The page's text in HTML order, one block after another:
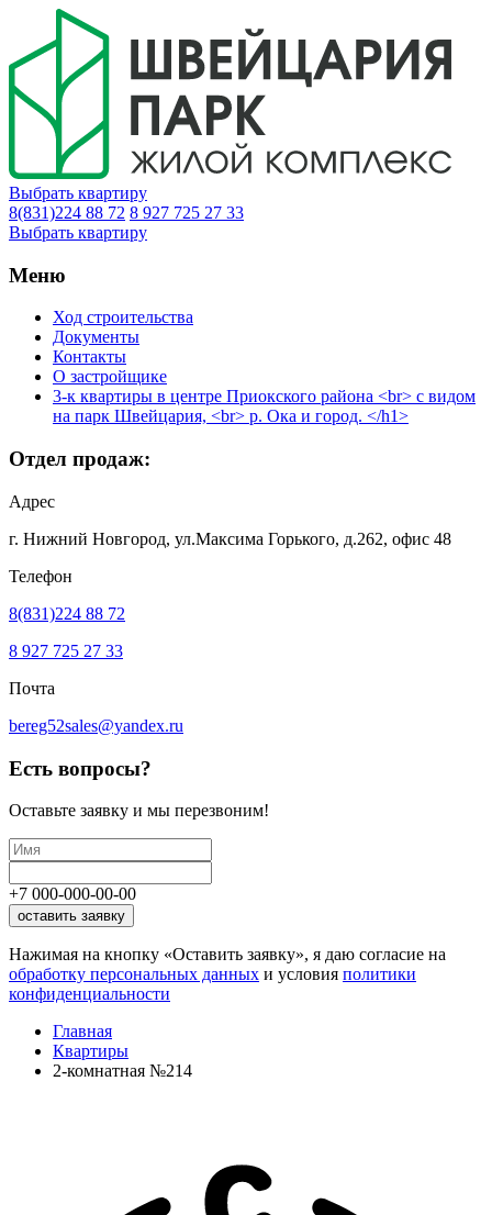
Выбрать квартиру
8(831)224 88 72 8 927 725 27 33
Выбрать квартиру
Меню
Ход строительства
Документы
Контакты
О застройщике
3-к квартиры в центре Приокского района <br> с видом
на парк Швейцария, <br> р. Ока и город. </h1>
Отдел продаж:
Адрес
г. Нижний Новгород, ул.Максима Горького, д.262, офис 48
Телефон
8(831)224 88 72
8 927 725 27 33
Почта
bereg52sales@yandex.ru
Есть вопросы?
Оставьте заявку и мы перезвоним!
+7 000-000-00-00
оставить заявку
Нажимая на кнопку «Оставить заявку», я даю согласие на
обработку персональных данных и условия политики
конфиденциальности
Главная
Квартиры
2-комнатная №214